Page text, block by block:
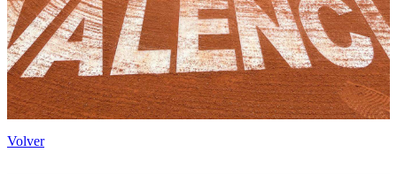
Volver